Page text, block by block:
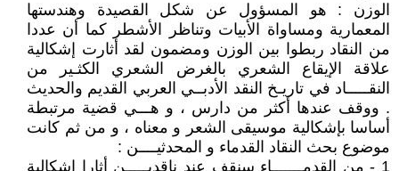
الوزن : هو المسؤول عن شكل القصيدة وهندستها
المعمارية ومساواة الأبيات وتناظر الأشطر كما أن عددا
من النقاد ربطوا بين الوزن ومضمون لقد أثارت إشكالية
علاقة الإيقاع الشعري بالغرض الشعري الكثـير من
النقـــــاد في تاريـخ النقد الأدبــي العربي القديم والحديث
. ووقف عندها أكثر من دارس ، و هـــي قضية مرتبطة
أساسا بإشكالية موسيقى الشعر و معناه ، و من ثم كانت
موضوع بحث النقاد القدماء و المحدثيــــن :
1 - من القدمـــــــاء سنقف عند ناقديـــــن أثارا إشكالية